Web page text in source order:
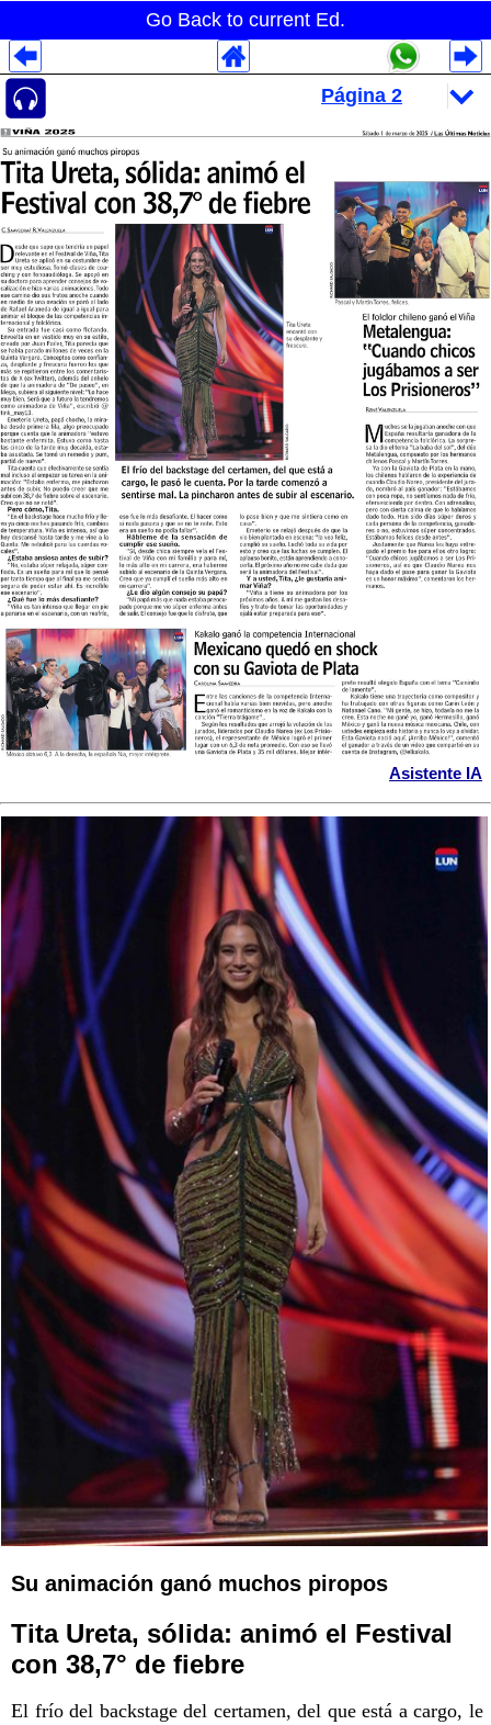
Go Back to current Ed.
Asistente IA
Su animación ganó muchos piropos
Tita Ureta, sólida: animó el Festival
con 38,7° de fiebre
El frío del backstage del certamen, del que está a cargo, le
Despliegues Analytics
Despliegues Totales
Despliegues por Rubros